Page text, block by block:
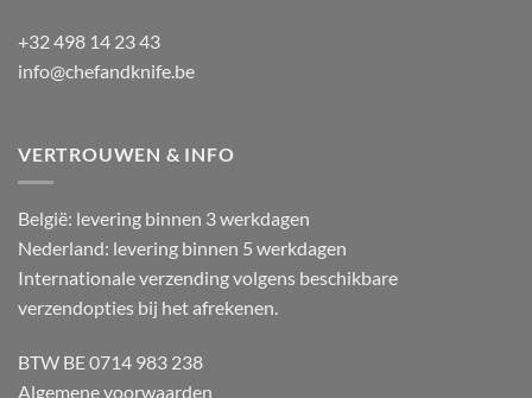
+32 498 14 23 43
info@chefandknife.be
VERTROUWEN & INFO
België: levering binnen 3 werkdagen
Nederland: levering binnen 5 werkdagen
Internationale verzending volgens beschikbare
verzendopties bij het afrekenen.
BTW BE 0714 983 238
Algemene voorwaarden